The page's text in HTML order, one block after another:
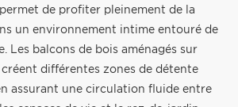
de profiter pleinement de la
un environnement intime entouré de
Les balcons de bois aménagés sur
différentes zones de détente
assurant une circulation fluide entre